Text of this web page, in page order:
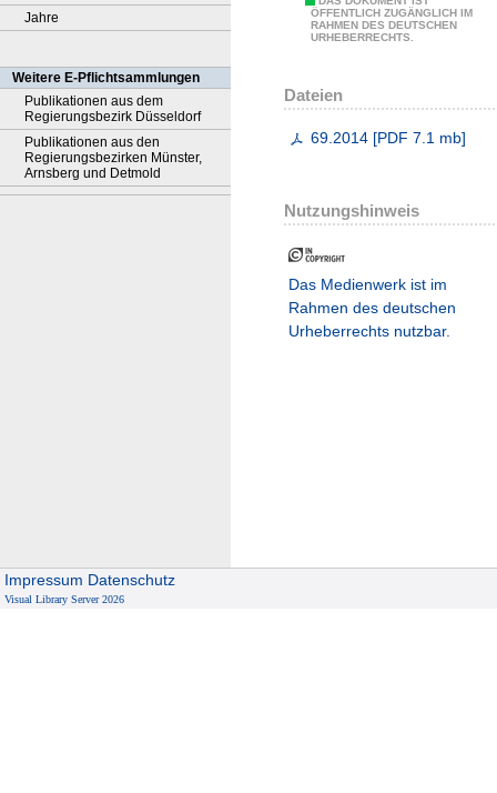
Jahre
Weitere E-Pflichtsammlungen
Publikationen aus dem
Regierungsbezirk Düsseldorf
Publikationen aus den
Regierungsbezirken Münster,
Arnsberg und Detmold
ÖFFENTLICH ZUGÄNGLICH IM
RAHMEN DES DEUTSCHEN
URHEBERRECHTS.
Dateien
69.2014 [PDF 7.1 mb]
Nutzungshinweis
Das Medienwerk ist im
Rahmen des deutschen
Urheberrechts nutzbar.
Impressum Datenschutz
Visual Library Server 2026